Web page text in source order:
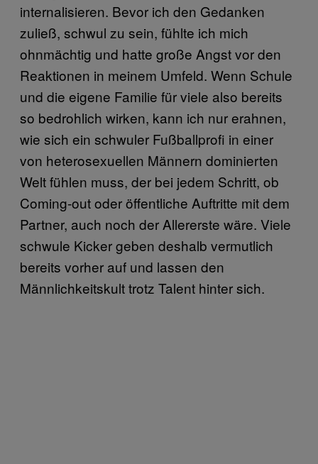
internalisieren. Bevor ich den Gedanken
zuließ, schwul zu sein, fühlte ich mich
ohnmächtig und hatte große Angst vor den
Reaktionen in meinem Umfeld. Wenn Schule
und die eigene Familie für viele also bereits
so bedrohlich wirken, kann ich nur erahnen,
wie sich ein schwuler Fußballprofi in einer
von heterosexuellen Männern dominierten
Welt fühlen muss, der bei jedem Schritt, ob
Coming-out oder öffentliche Auftritte mit dem
Partner, auch noch der Allererste wäre. Viele
schwule Kicker geben deshalb vermutlich
bereits vorher auf und lassen den
Männlichkeitskult trotz Talent hinter sich.